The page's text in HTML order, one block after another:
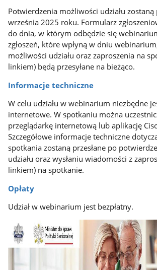
Potwierdzenia możliwości udziału zostaną
września 2025 roku. Formularz
do dnia, w którym odbędzie się
zgłoszeń, które wpłyną w dniu
możliwości udziału oraz zaproszenia na
linkiem) będą przesyłane na bieżąco.
Informacje techniczne
W celu udziału w webinarium niezbędne
internetowe. W spotkaniu można
przeglądarkę internetową lub aplikację
Szczegółowe informacje techniczne
spotkania zostaną przesłane po
udziału oraz wysłaniu wiadomości z
linkiem) na spotkanie.
Opłaty
Udział w webinarium jest bezpłatny.